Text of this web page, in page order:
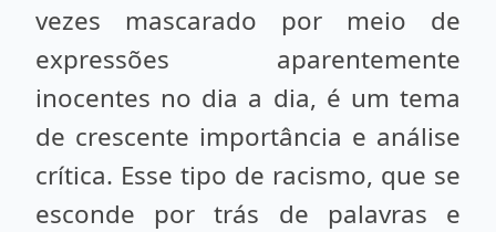
vezes mascarado por meio de
expressões aparentemente
inocentes no dia a dia, é um tema
de crescente importância e análise
crítica. Esse tipo de racismo, que se
esconde por trás de palavras e